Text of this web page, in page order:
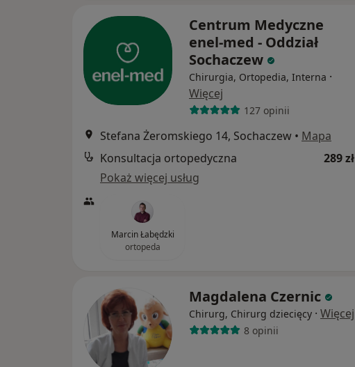
Centrum Medyczne
enel-med - Oddział
Sochaczew
Chirurgia, Ortopedia, Interna ·
Więcej
127 opinii
Stefana Żeromskiego 14, Sochaczew • Mapa
Konsultacja ortopedyczna
289 zł
Pokaż więcej usług
Marcin Łabędzki
ortopeda
Magdalena Czernic
Chirurg, Chirurg dziecięcy · Więcej
8 opinii